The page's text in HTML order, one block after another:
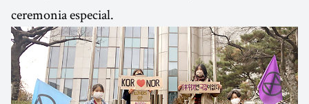
ceremonia especial.